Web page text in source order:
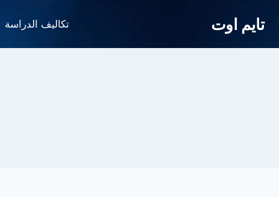
تايم اوت تكاليف الدراسة